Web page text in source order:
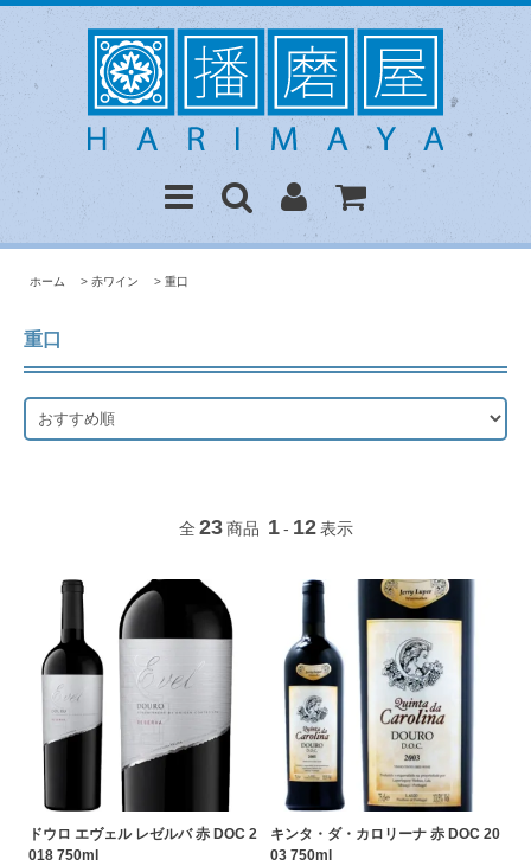
ホーム > 赤ワイン > 重口
重口
全 23 商品 1 - 12 表示
ドウロ エヴェル レゼルバ 赤 DOC 2
018 750ml
キンタ・ダ・カロリーナ 赤 DOC 20
03 750ml